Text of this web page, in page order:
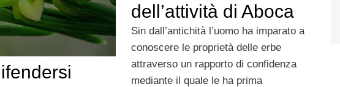
dell’attività di Aboca
Sin dall’antichità l’uomo ha imparato a
conoscere le proprietà delle erbe
attraverso un rapporto di confidenza
mediante il quale le ha prima